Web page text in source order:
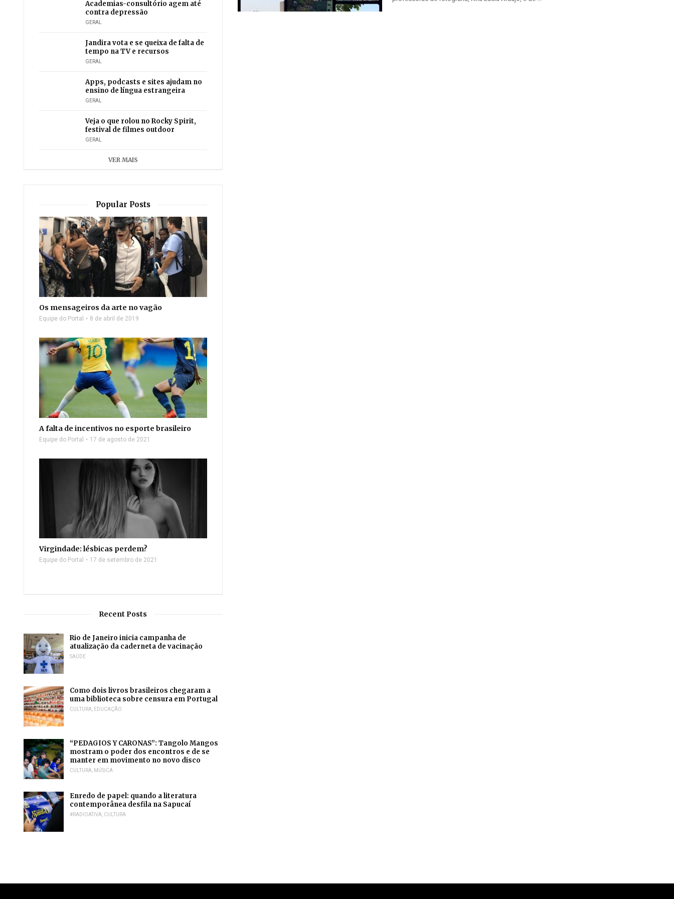
Academias-consultório agem até
contra depressão
GERAL
Jandira vota e se queixa de falta de
tempo na TV e recursos
GERAL
Apps, podcasts e sites ajudam no
ensino de língua estrangeira
GERAL
Veja o que rolou no Rocky Spirit,
festival de filmes outdoor
GERAL
VER MAIS
Popular Posts
Os mensageiros da arte no vagão
Equipe do Portal 8 de abril de 2019
A falta de incentivos no esporte brasileiro
Equipe do Portal 17 de agosto de 2021
Virgindade: lésbicas perdem?
Equipe do Portal 17 de setembro de 2021
Recent Posts
Rio de Janeiro inicia campanha de
atualização da caderneta de vacinação
SAÚDE
Como dois livros brasileiros chegaram a
uma biblioteca sobre censura em Portugal
CULTURA, EDUCAÇÃO
“PEDAGIOS Y CARONAS”: Tangolo Mangos
mostram o poder dos encontros e de se
manter em movimento no novo disco
CULTURA, MÚSICA
Enredo de papel: quando a literatura
contemporânea desfila na Sapucaí
#RADIOATIVA, CULTURA